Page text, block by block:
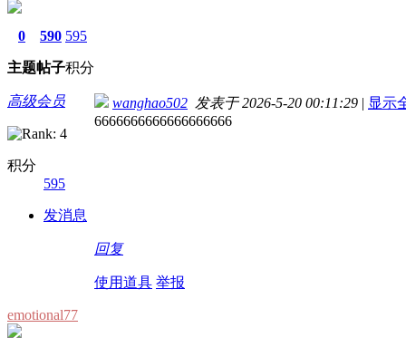
0
主题
590
帖子
595
积分
高级会员
积分
595
发消息
wanghao502 发表于 2026-5-20 00:11:29 | 显示
6666666666666666666
回复
使用道具 举报
emotional77